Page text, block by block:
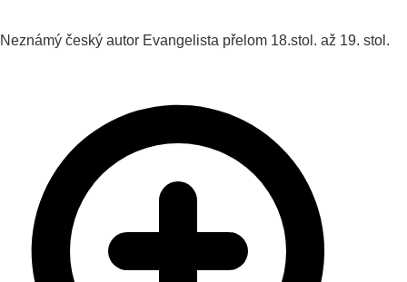
Neznámý český autor Evangelista přelom 18.stol. až 19. stol.